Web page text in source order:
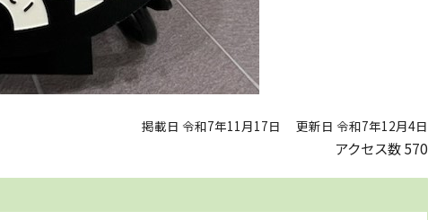
掲載日 令和7年11月17日 更新日 令和7年12月4日
アクセス数570